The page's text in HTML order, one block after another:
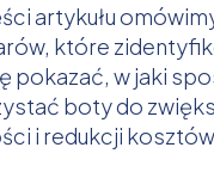
artykułu
które
pokazać, w jaki
boty do
i redukcji